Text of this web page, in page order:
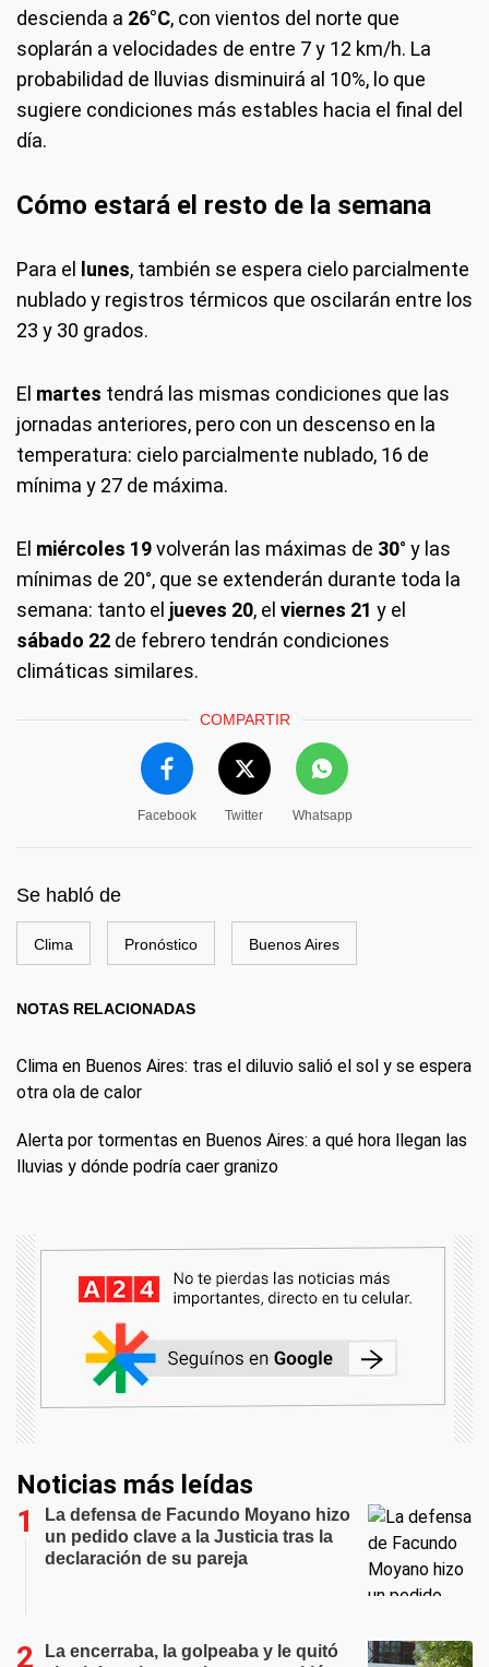
descienda a 26°C, con vientos del norte que
soplarán a velocidades de entre 7 y 12 km/h. La
probabilidad de lluvias disminuirá al 10%, lo que
sugiere condiciones más estables hacia el final del
día.
Cómo estará el resto de la semana
Para el lunes, también se espera cielo parcialmente
nublado y registros térmicos que oscilarán entre los
23 y 30 grados.
El martes tendrá las mismas condiciones que las
jornadas anteriores, pero con un descenso en la
temperatura: cielo parcialmente nublado, 16 de
mínima y 27 de máxima.
El miércoles 19volverán las máximas de 30° y las
mínimas de 20°, que se extenderán durante toda la
semana: tanto el jueves 20, el viernes 21 y el
sábado 22 de febrero tendrán condiciones
climáticas similares.
COMPARTIR
Facebook Twitter Whatsapp
Se habló de
Clima Pronóstico Buenos Aires
NOTAS RELACIONADAS
Clima en Buenos Aires: tras el diluvio salió el sol y se espera
otra ola de calor
Alerta por tormentas en Buenos Aires: a qué hora llegan las
lluvias y dónde podría caer granizo
Noticias más leídas
La defensa de Facundo Moyano hizo
un pedido clave a la Justicia tras la
declaración de su pareja
La encerraba, la golpeaba y le quitó